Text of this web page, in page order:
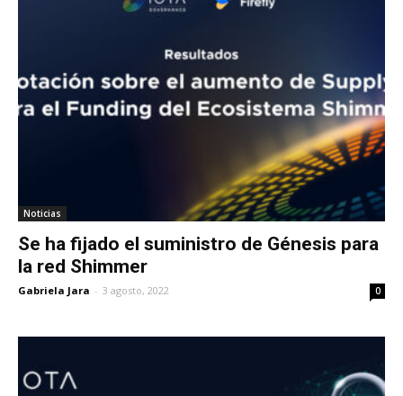
Noticias
Se ha fijado el suministro de Génesis para
la red Shimmer
Gabriela Jara - 3 agosto, 2022 0